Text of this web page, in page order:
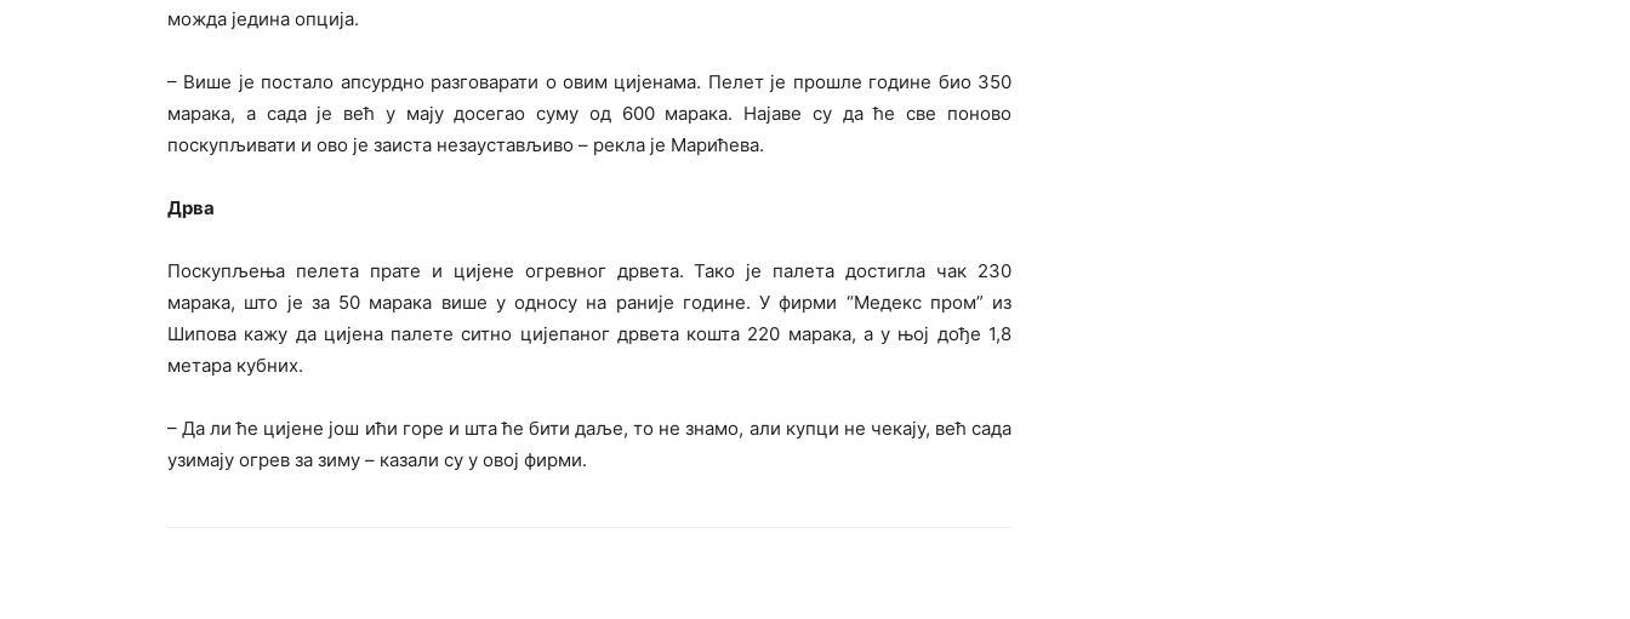
можда једина опција.
– Више је постало апсурдно разговарати о овим цијенама. Пелет је прошле године био 350
марака, а сада је већ у мају досегао суму од 600 марака. Најаве су да ће све поново
поскупљивати и ово је заиста незаустављиво – рекла је Марићева.
Дрва
Поскупљења пелета прате и цијене огревног дрвета. Тако је палета достигла чак 230
марака, што је за 50 марака више у односу на раније године. У фирми “Медекс пром” из
Шипова кажу да цијена палете ситно цијепаног дрвета кошта 220 марака, а у њој дође 1,8
метара кубних.
– Да ли ће цијене још ићи горе и шта ће бити даље, то не знамо, али купци не чекају, већ сада
узимају огрев за зиму – казали су у овој фирми.